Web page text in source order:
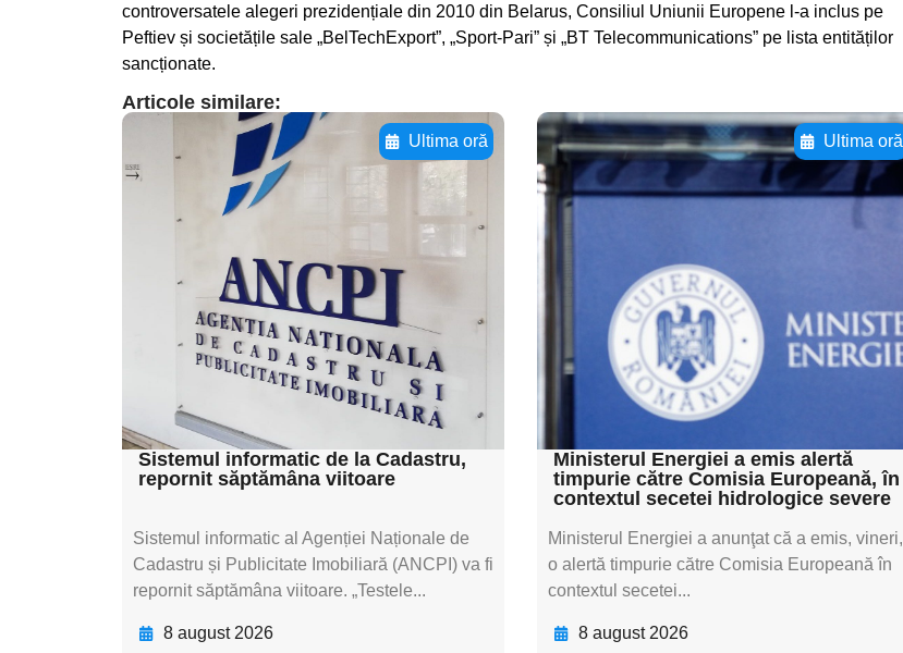
controversatele alegeri prezidențiale din 2010 din Belarus, Consiliul Uniunii Europene l-a inclus pe
Peftiev și societățile sale „BelTechExport”, „Sport-Pari” și „BT Telecommunications” pe lista entităților
sancționate.
Articole similare:
Ultima oră
Adaugă aici textul
pentru
subtitluAdaugă aici
textul pentru
subtitluAdaugă aici
textul pentru
subtitluAdaugă aici
textul pentru subti
Sistemul informatic de la Cadastru,
repornit săptămâna viitoare
Sistemul informatic al Agenției Naționale de
Cadastru și Publicitate Imobiliară (ANCPI) va fi
repornit săptămâna viitoare. „Testele...
8 august 2026
Ultima oră
Adaugă aici textul
pentru
subtitluAdaugă aici
textul pentru
subtitluAdaugă aici
textul pentru
subtitluAdaugă aici
textul pentru subti
Ministerul Energiei a emis alertă
timpurie către Comisia Europeană, în
contextul secetei hidrologice severe
Ministerul Energiei a anunţat că a emis, vineri,
o alertă timpurie către Comisia Europeană în
contextul secetei...
8 august 2026